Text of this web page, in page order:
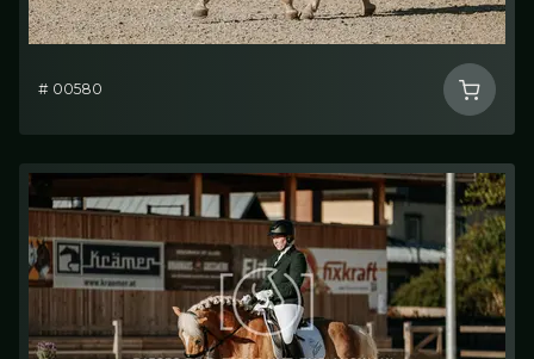
# 00580